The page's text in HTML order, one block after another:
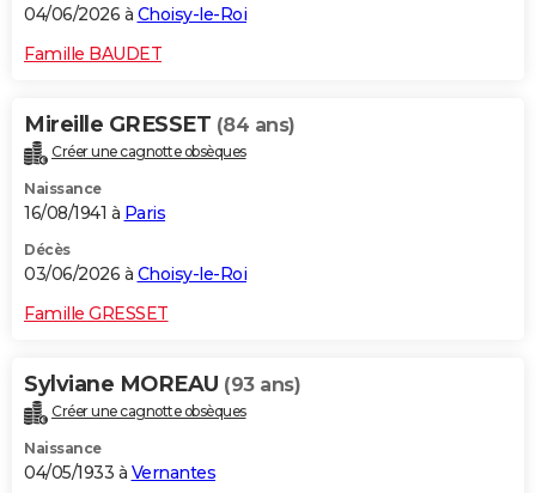
04/06/2026 à Choisy-le-Roi
Famille BAUDET
Mireille GRESSET (84 ans)
Créer une cagnotte obsèques
Naissance
16/08/1941 à Paris
Décès
03/06/2026 à Choisy-le-Roi
Famille GRESSET
Sylviane MOREAU (93 ans)
Créer une cagnotte obsèques
Naissance
04/05/1933 à Vernantes